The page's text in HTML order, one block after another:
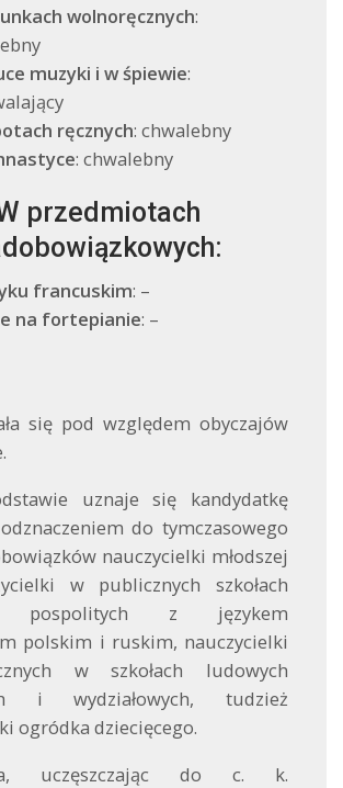
wolnoręcznych:
muzyki i w śpiewie:
ręcznych: chwalebny
: chwalebny
przedmiotach
francuskim: –
na fortepianie: –
się pod względem obyczajów
uznaje się kandydatkę
do tymczasowego
nauczycielki młodszej
w publicznych szkołach
pospolitych z językem
polskim i ruskim, nauczycielki
w szkołach ludowych
i wydziałowych, tudzież
ogródka dziecięcego.
uczęszczając do c. k.